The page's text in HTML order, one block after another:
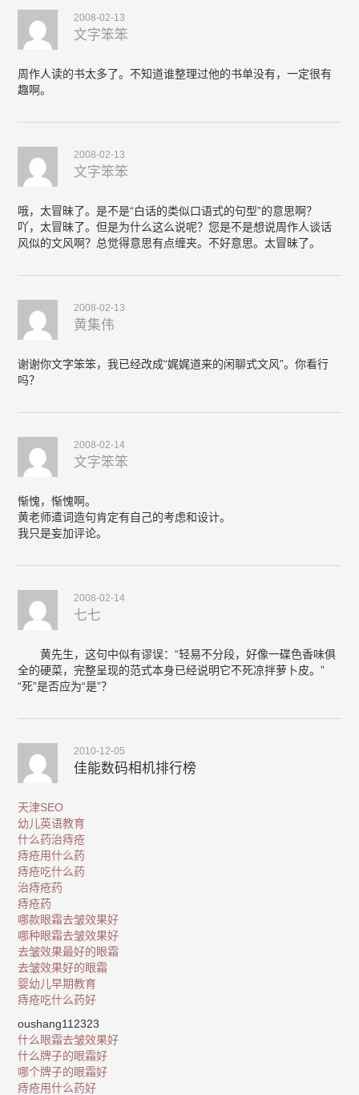
2008-02-13
文字笨笨
周作人读的书太多了。不知道谁整理过他的书单没有，一定很有
趣啊。
2008-02-13
文字笨笨
哦，太冒昧了。是不是“白话的类似口语式的句型”的意思啊？
吖，太冒昧了。但是为什么这么说呢？您是不是想说周作人谈话
风似的文风啊？总觉得意思有点缠夹。不好意思。太冒昧了。
2008-02-13
黄集伟
谢谢你文字笨笨，我已经改成“娓娓道来的闲聊式文风”。你看行
吗？
2008-02-14
文字笨笨
惭愧，惭愧啊。
黄老师遣词造句肯定有自己的考虑和设计。
我只是妄加评论。
2008-02-14
七七
黄先生，这句中似有谬误：“轻易不分段，好像一碟色香味俱
全的硬菜，完整呈现的范式本身已经说明它不死凉拌萝卜皮。”
“死”是否应为“是”？
2010-12-05
佳能数码相机排行榜
天津SEO
幼儿英语教育
什么药治痔疮
痔疮用什么药
痔疮吃什么药
治痔疮药
痔疮药
哪款眼霜去皱效果好
哪种眼霜去皱效果好
去皱效果最好的眼霜
去皱效果好的眼霜
婴幼儿早期教育
痔疮吃什么药好
oushang112323
什么眼霜去皱效果好
什么牌子的眼霜好
哪个牌子的眼霜好
痔疮用什么药好